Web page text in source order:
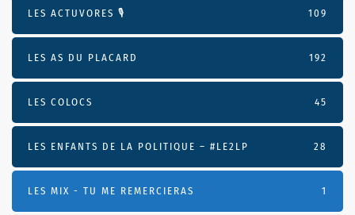
LES ACTUVORES 🎙 109
LES AS DU PLACARD 192
LES COLOCS 45
LES ENFANTS DE LA POLITIQUE – #LE2LP 28
LES MIX - TU ME REMERCIERAS 1